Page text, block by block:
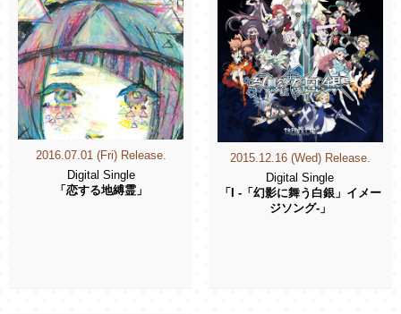
2016.07.01 (Fri) Release.
Digital Single
「恋する地縛霊」
2015.12.16 (Wed) Release.
Digital Single
「I -「幻影に舞う白銀」イメー
ジソング-」